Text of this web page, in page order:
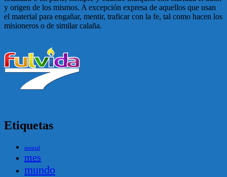
y origen de los mismos. A excepción expresa de aquellos que usan
el material para engañar, mentir, traficar con la fe, tal como hacen los
misioneros o de similar calaña.
Etiquetas
mental
mes
mundo